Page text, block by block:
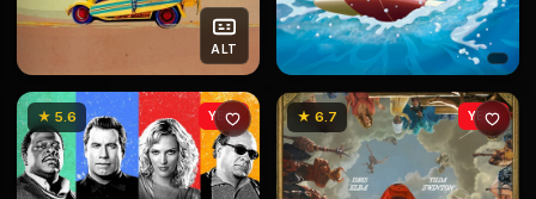
ALT
★ 5.6 YENİ ★ 6.7 YENİ